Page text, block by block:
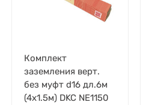
Комплект
заземления верт.
без муфт d16 дл.6м
(4х1.5м) DKC NE1150